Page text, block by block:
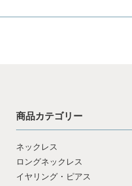
商品カテゴリー
ネックレス
ロングネックレス
イヤリング・ピアス